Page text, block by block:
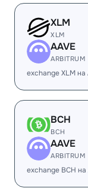
XLM
XLM
AAVE
ARBITRUM
exchange XLM на
BCH
BCH
AAVE
ARBITRUM
exchange BCH на